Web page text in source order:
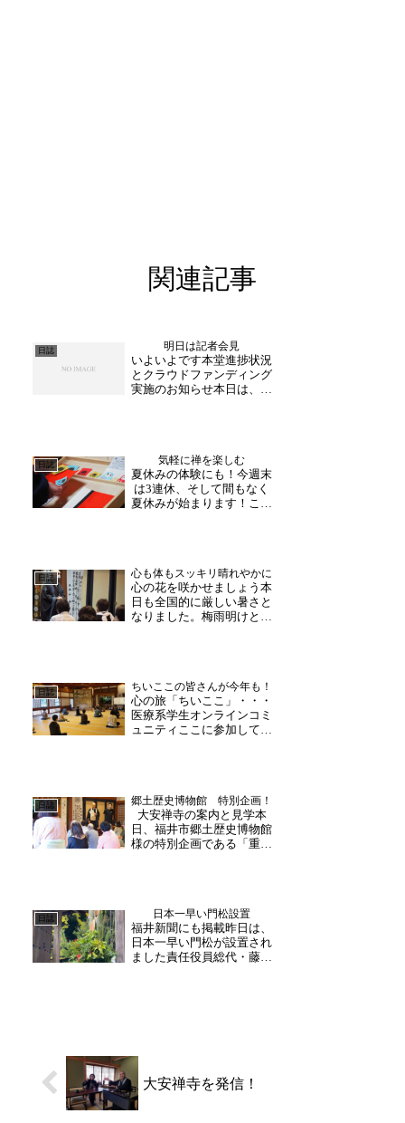
関連記事
日誌 明日は記者会見
いよいよです本堂進捗状況
とクラウドファンディング
実施のお知らせ本日は、明
発表の場を設けるのは、お
寺にとっても大きな節目で
あり、これまでご縁をい
た...
日誌 気軽に禅を楽しむ
夏休みの体験にも！今週末
は3連休、そして間もなく
夏休みが始まります！この
ら離れた山寺にて禅に触れ
るひと時を過ごしてみて
は。大安禅寺ではお一人様
か...
日誌 心も体もスッキリ晴れやかに
心の花を咲かせましょう本
日も全国的に厳しい暑さと
なりました。梅雨明けと共
急な暑さに少し疲れたよう
な雰囲気もありましたが、
地域の身近な話題から始
ま...
日誌 ちいここの皆さんが今年も！
心の旅「ちいここ」・・・
医療系学生オンラインコミ
ュニティここに参加してい
ます。今年も元気な若人が
訪ねてきてくれました。自
己紹介で語って下さった
皆...
日誌 郷土歴史博物館 特別企画！
大安禅寺の案内と見学本
日、福井市郷土歴史博物館
様の特別企画である「重要
れ普段聞くことのない説明
に皆様興味津々な様子。ま
た、本日迄特別公開された
「大...
日誌 日本一早い門松設置
福井新聞にも掲載昨日は、
日本一早い門松が設置され
ました責任役員総代・藤田
大安禅寺を発信！